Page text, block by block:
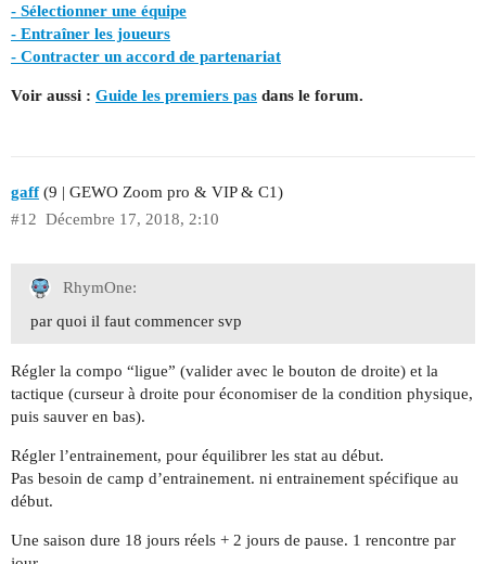
- Sélectionner une équipe
- Entraîner les joueurs
- Contracter un accord de partenariat
Voir aussi : Guide les premiers pas dans le forum.
gaff(9 | GEWO Zoom pro & VIP & C1)
Décembre 17, 2018, 2:10
#12
RhymOne:
par quoi il faut commencer svp
Régler la compo “ligue” (valider avec le bouton de droite) et la
tactique (curseur à droite pour économiser de la condition physique,
puis sauver en bas).
Régler l’entrainement, pour équilibrer les stat au début.
Pas besoin de camp d’entrainement. ni entrainement spécifique au
début.
Une saison dure 18 jours réels + 2 jours de pause. 1 rencontre par